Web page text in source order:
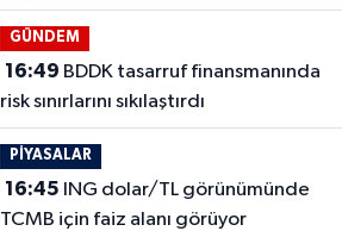
GÜNDEM
16:49
risk sınırlarını sıkılaştırdı
PİYASALAR
16:45
TCMB için faiz alanı görüyor